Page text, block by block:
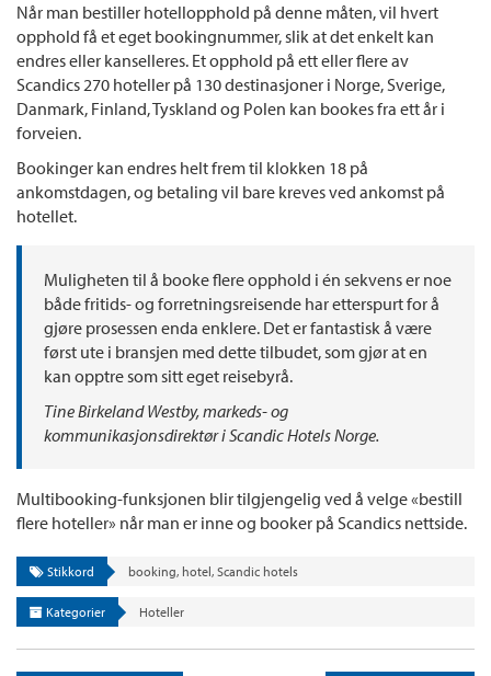
Når man bestiller hotellopphold på denne måten, vil hvert
opphold få et eget bookingnummer, slik at det enkelt kan
endres eller kanselleres. Et opphold på ett eller flere av
Scandics 270 hoteller på 130 destinasjoner i Norge, Sverige,
Danmark, Finland, Tyskland og Polen kan bookes fra ett år i
forveien.
Bookinger kan endres helt frem til klokken 18 på
ankomstdagen, og betaling vil bare kreves ved ankomst på
hotellet.
Muligheten til å booke flere opphold i én sekvens er noe
både fritids- og forretningsreisende har etterspurt for å
gjøre prosessen enda enklere. Det er fantastisk å være
først ute i bransjen med dette tilbudet, som gjør at en
kan opptre som sitt eget reisebyrå.
Tine Birkeland Westby, markeds- og
kommunikasjonsdirektør i Scandic Hotels Norge.
Multibooking-funksjonen blir tilgjengelig ved å velge «bestill
flere hoteller» når man er inne og booker på Scandics nettside.
Stikkord booking, hotel, Scandic hotels
Kategorier Hoteller